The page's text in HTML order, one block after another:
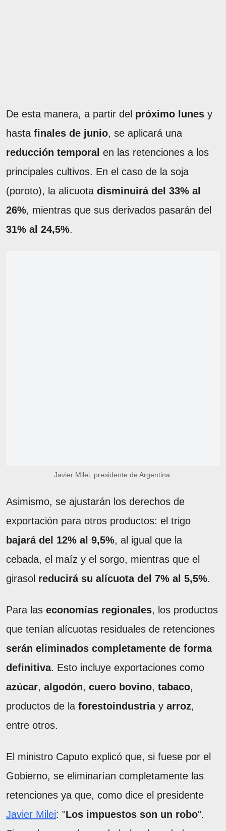
De esta manera, a partir del próximo lunes y
hasta finales de junio, se aplicará una
reducción temporal en las retenciones a los
principales cultivos. En el caso de la soja
(poroto), la alícuota disminuirá del 33% al
26%, mientras que sus derivados pasarán del
31% al 24,5%.
Javier Milei, presidente de Argentina.
Asimismo, se ajustarán los derechos de
exportación para otros productos: el trigo
bajará del 12% al 9,5%, al igual que la
cebada, el maíz y el sorgo, mientras que el
girasol reducirá su alícuota del 7% al 5,5%.
Para las economías regionales, los productos
que tenían alícuotas residuales de retenciones
serán eliminados completamente de forma
definitiva. Esto incluye exportaciones como
azúcar, algodón, cuero bovino, tabaco,
productos de la forestoindustriay arroz,
entre otros.
El ministro Caputo explicó que, si fuese por el
Gobierno, se eliminarían completamente las
retenciones ya que, como dice el presidente
Javier Milei: "Los impuestos son un robo".